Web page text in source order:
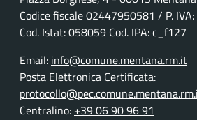
Codice fiscale02447950581 / P. IVA:
Cod. Istat: 058059 Cod. IPA: c_f127
Email: info@comune.mentana.rm.it
Posta Elettronica Certificata:
Centralino: +39 06 90 96 91